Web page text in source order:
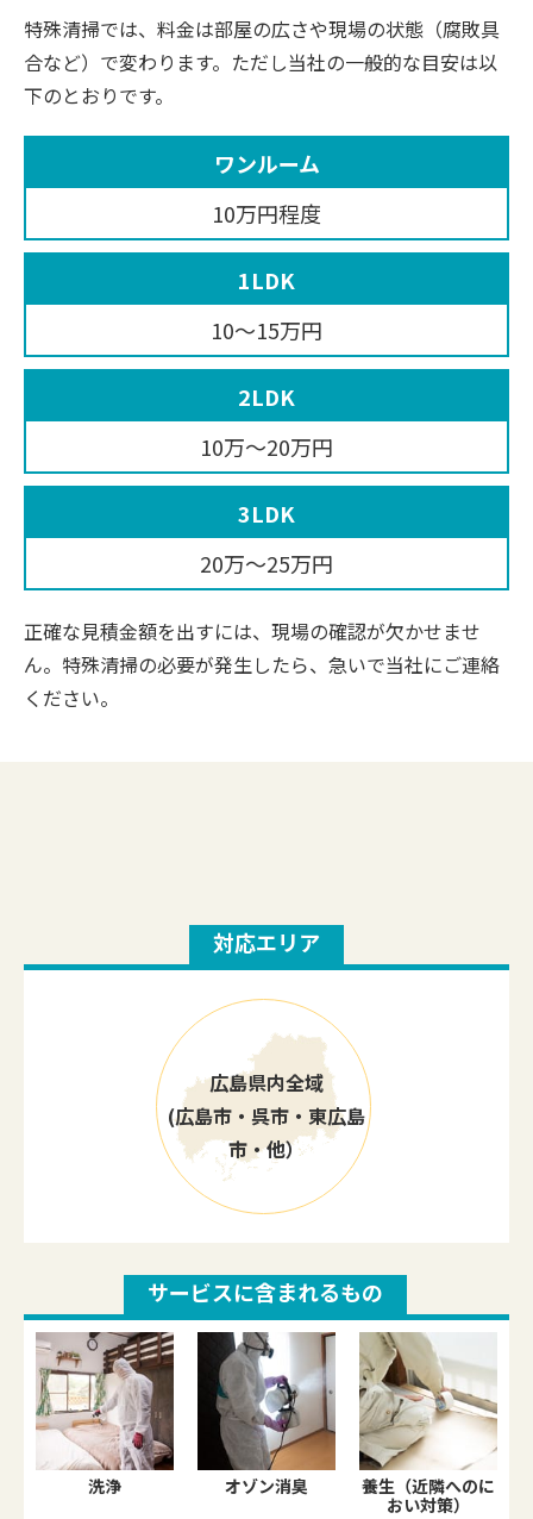
特殊清掃では、料金は部屋の広さや現場の状態（腐敗具
合など）で変わります。ただし当社の一般的な目安は以
下のとおりです。
ワンルーム
10万円程度
1LDK
10〜15万円
2LDK
10万〜20万円
3LDK
20万〜25万円
正確な見積金額を出すには、現場の確認が欠かせませ
ん。特殊清掃の必要が発生したら、急いで当社にご連絡
ください。
対応エリア
広島県内全域
(広島市・呉市・東広島
市・他）
サービスに含まれるもの
洗浄 オゾン消臭
養生（近隣へのに
おい対策）